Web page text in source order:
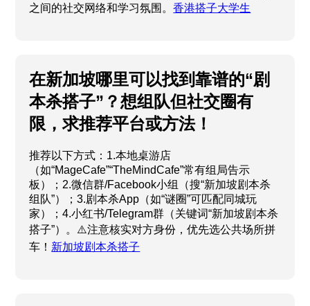
之间的社交网络和学习氛围。香港搭子大学生
在新加坡哪里可以找到靠谱的“剧
本杀搭子”？想组队但社交圈有
限，求推荐平台或方法！
推荐以下方式：1.本地桌游店
（如“MageCafe”“TheMindCafe”常有组局告示
板）；2.微信群/Facebook小组（搜“新加坡剧本杀
组队”）；3.剧本杀App（如“谜圈”可匹配同城玩
家）；4.小红书/Telegram群（关键词“新加坡剧本杀
搭子”）。⚠️注意核实对方身份，优先选公共场所拼
车！ 新加坡剧本杀搭子